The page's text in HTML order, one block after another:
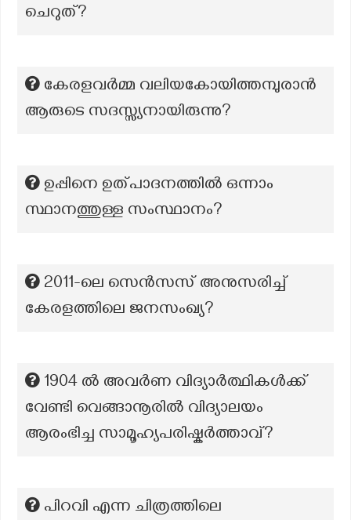
ചെറുത്?
കേരളവർമ്മ വലിയകോയിത്തമ്പുരാൻ
ആരുടെ സദസ്സ്യനായിരുന്നു?
ഉപ്പിനെ ഉത്പാദനത്തിൽ ഒന്നാം
സ്ഥാനത്തുള്ള സംസ്ഥാനം?
2011-ലെ സെന്‍സസ് അനുസരിച്ച്
കേരളത്തിലെ ജനസംഖ്യ?
1904 ൽ അവർണ വിദ്യാർത്ഥികൾക്ക്
വേണ്ടി വെങ്ങാനൂരിൽ വിദ്യാലയം
ആരംഭിച്ച സാമൂഹ്യപരിഷ്കർത്താവ്?
പിറവി എന്ന ചിത്രത്തിലെ